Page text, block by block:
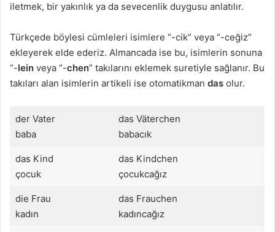
iletmek, bir yakınlık ya da sevecenlik duygusu anlatılır.
Türkçede böylesi cümleleri isimlere “-cik” veya “-ceğiz”
ekleyerek elde ederiz. Almancada ise bu, isimlerin sonuna
“-lein veya “-chen” takılarını eklemek suretiyle sağlanır. Bu
takıları alan isimlerin artikeli ise otomatikman das olur.
der Vater
baba
das Väterchen
babacık
das Kind
çocuk
das Kindchen
çocukcağız
die Frau
kadın
das Frauchen
kadıncağız